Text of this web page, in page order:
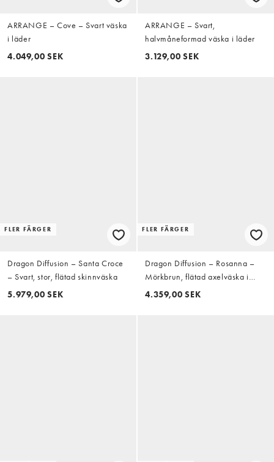
ARRANGE – Cove – Svart väska
i läder
4.049,00 SEK
ARRANGE – Svart,
halvmåneformad väska i läder
3.129,00 SEK
FLER FÄRGER
Dragon Diffusion – Santa Croce
– Svart, stor, flätad skinnväska
5.979,00 SEK
FLER FÄRGER
Dragon Diffusion – Rosanna –
Mörkbrun, flätad axelväska i
läder
4.359,00 SEK